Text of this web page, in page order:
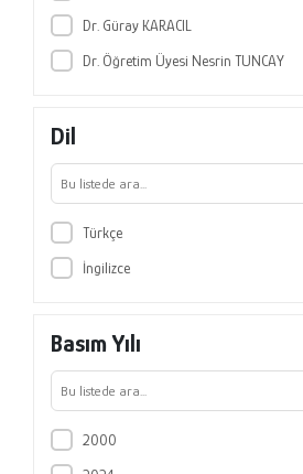
Yaşar Demir
Yusuf Alper BAŞTÜRK
Roozbeh Vaziri
Burcu Ilgaz
Atınç Olcay
Dr. Güray KARACIL
Dr. Öğretim Üyesi Nesrin TUNCAY
Dil
Türkçe
İngilizce
Basım Yılı
2000